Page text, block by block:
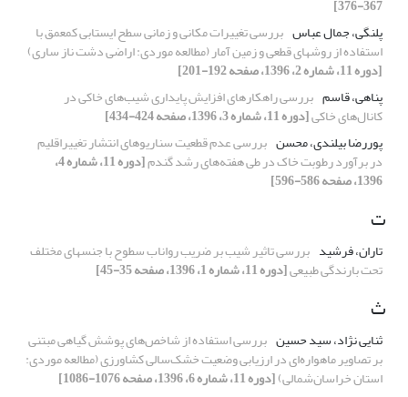
367-376]
پلنگی، جمال عباس بررسی تغییرات مکانی و زمانی سطح ایستابی کمعمق با
استفاده از روشهای قطعی و زمین آمار (مطالعه موردی: اراضی دشت ناز ساری)
[دوره 11، شماره 2، 1396، صفحه 192-201]
پناهی، قاسم بررسی راهکارهای افزایش پایداری شیب‌های خاکی در
کانال‌های خاکی[دوره 11، شماره 3، 1396، صفحه 424-434]
پوررضا بیلندی، محسن بررسی عدم قطعیت سناریوهای انتشار تغییراقلیم
در برآورد رطوبت خاک در طی هفته‌های رشد گندم [دوره 11، شماره 4،
1396، صفحه 586-596]
ت
تاران، فرشید بررسی تاثیر شیب بر ضریب رواناب سطوح با جنسهای مختلف
تحت بارندگی طبیعی[دوره 11، شماره 1، 1396، صفحه 35-45]
ث
ثنایی نژاد، سید حسین بررسی استفاده از شاخص‌های پوشش گیاهی مبتنی
بر تصاویر ماهواره‌ای در ارزیابی وضعیت خشک‌سالی کشاورزی (مطالعه موردی:
استان خراسان‌شمالی)[دوره 11، شماره 6، 1396، صفحه 1076-1086]